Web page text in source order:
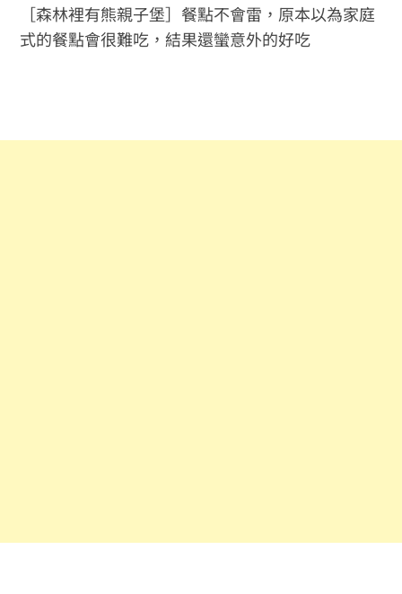
［森林裡有熊親子堡］餐點不會雷，原本以為家庭
式的餐點會很難吃，結果還蠻意外的好吃